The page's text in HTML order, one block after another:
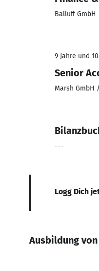
Balluff GmbH
9 Jahre und
Senior
Marsh GmbH
---
Logg Dich
Ausbildung